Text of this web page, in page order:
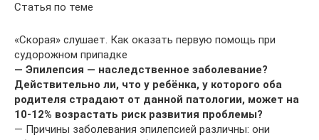
Статья по теме
«Скорая» слушает. Как оказать первую помощь при
судорожном припадке
— Эпилепсия — наследственное заболевание?
Действительно ли, что у ребёнка, у которого оба
родителя страдают от данной патологии, может на
10-12% возрастать риск развития проблемы?
— Причины заболевания эпилепсией различны: они